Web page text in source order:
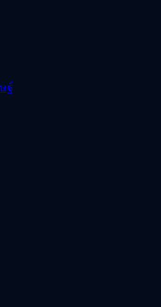
ฐ์